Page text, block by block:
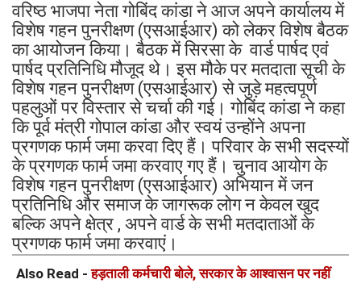
वरिष्ठ भाजपा नेता गोबिंद कांडा ने आज अपने कार्यालय में
विशेष गहन पुनरीक्षण (एसआईआर) को लेकर विशेष बैठक
का आयोजन किया। बैठक में सिरसा के वार्ड पार्षद एवं
पार्षद प्रतिनिधि मौजूद थे। इस मौके पर मतदाता सूची के
विशेष गहन पुनरीक्षण (एसआईआर) से जुड़े महत्वपूर्ण
पहलुओं पर विस्तार से चर्चा की गई। गोबिंद कांडा ने कहा
कि पूर्व मंत्री गोपाल कांडा और स्वयं उन्होंने अपना
प्रगणक फार्म जमा करवा दिए हैं। परिवार के सभी सदस्यों
के प्रगणक फार्म जमा करवाए गए हैं। चुनाव आयोग के
विशेष गहन पुनरीक्षण (एसआईआर) अभियान में जन
प्रतिनिधि और समाज के जागरूक लोग न केवल खुद
बल्कि अपने क्षेत्र , अपने वार्ड के सभी मतदाताओं के
प्रगणक फार्म जमा करवाएं।
Also Read -हड़ताली कर्मचारी बोले, सरकार के आश्वासन पर नहीं